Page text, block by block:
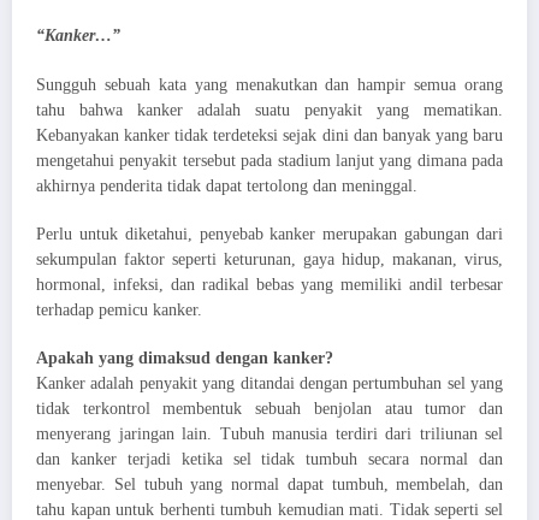
“Kanker…”
Sungguh sebuah kata yang menakutkan dan hampir semua orang
tahu bahwa kanker adalah suatu penyakit yang mematikan.
Kebanyakan kanker tidak terdeteksi sejak dini dan banyak yang baru
mengetahui penyakit tersebut pada stadium lanjut yang dimana pada
akhirnya penderita tidak dapat tertolong dan meninggal.
Perlu untuk diketahui, penyebab kanker merupakan gabungan dari
sekumpulan faktor seperti keturunan, gaya hidup, makanan, virus,
hormonal, infeksi, dan radikal bebas yang memiliki andil terbesar
terhadap pemicu kanker.
Apakah yang dimaksud dengan kanker?
Kanker adalah penyakit yang ditandai dengan pertumbuhan sel yang
tidak terkontrol membentuk sebuah benjolan atau tumor dan
menyerang jaringan lain. Tubuh manusia terdiri dari triliunan sel
dan kanker terjadi ketika sel tidak tumbuh secara normal dan
menyebar. Sel tubuh yang normal dapat tumbuh, membelah, dan
tahu kapan untuk berhenti tumbuh kemudian mati. Tidak seperti sel